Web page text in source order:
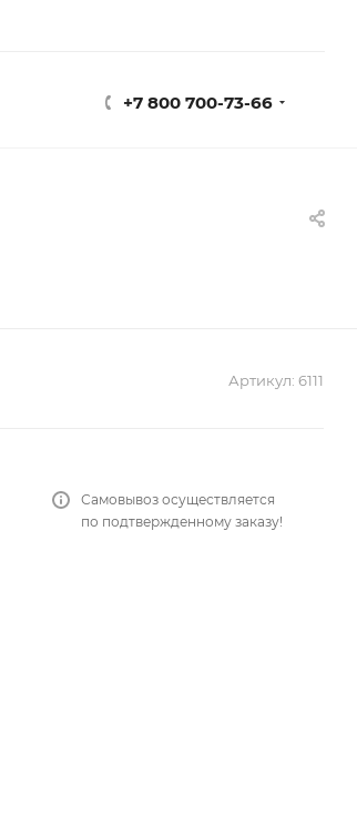
+7 800 700-73-66
Артикул: 6111
Самовывоз осуществляется
по подтвержденному заказу!